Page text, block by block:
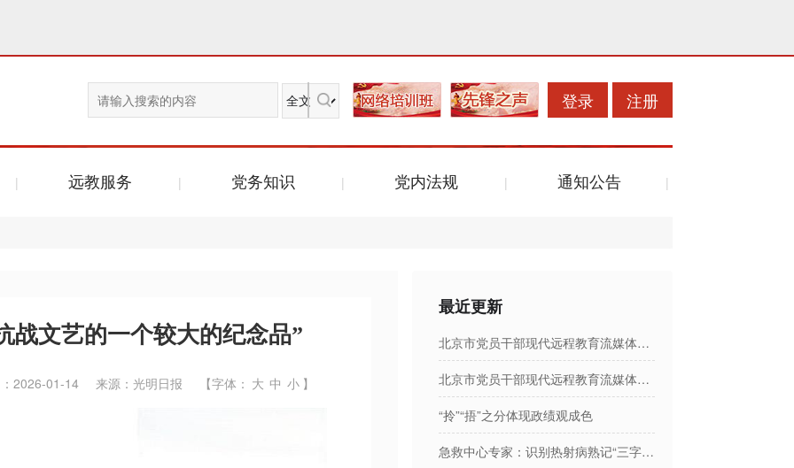
登录 注册
远教服务 党务知识 党内法规 通知公告
战文艺的一个较大的纪念品”
2026-01-14 来源：光明日报 【字体： 大 中 小 】
最近更新
北京市党员干部现代远程教育流媒体节目日播出表
北京市党员干部现代远程教育流媒体节目日播出表
“拎”“捂”之分体现政绩观成色
急救中心专家：识别热射病熟记“三字诀”